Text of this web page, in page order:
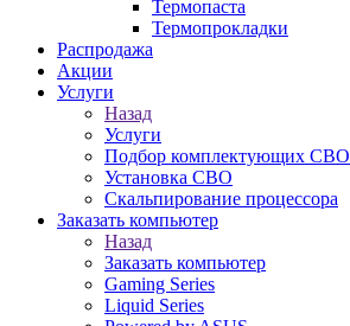
Термопаста
Термопрокладки
Распродажа
Акции
Услуги
Назад
Услуги
Подбор комплектующих СВО
Установка СВО
Скальпирование процессора
Заказать компьютер
Назад
Заказать компьютер
Gaming Series
Liquid Series